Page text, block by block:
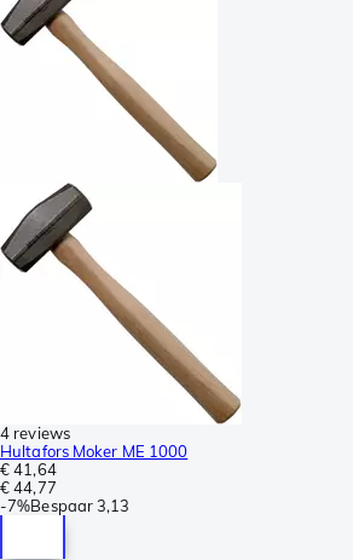
4 reviews
Hultafors Moker ME 1000
€ 41,64
€ 44,77
-7%Bespaar3,13